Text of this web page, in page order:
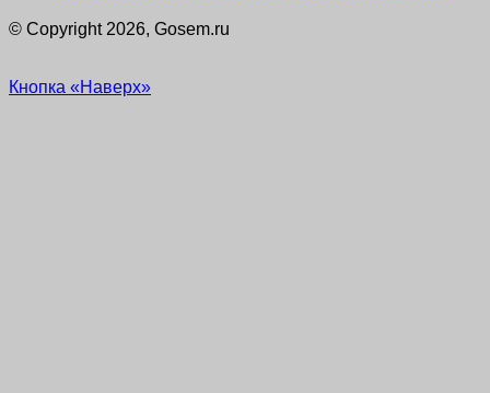
© Copyright 2026, Gosem.ru
Кнопка «Наверх»